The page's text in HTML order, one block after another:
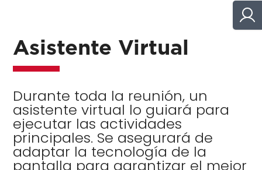
Asistente Virtual
Durante toda la reunión, un
asistente virtual lo guiará para
ejecutar las actividades
principales. Se asegurará de
adaptar la tecnología de la
pantalla para garantizar el mejor